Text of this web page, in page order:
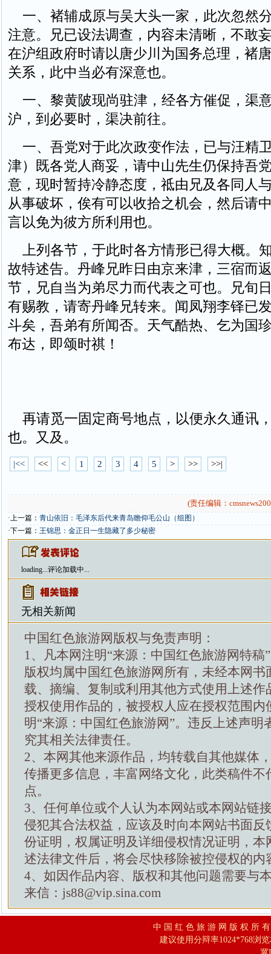
一、褚辅成原与吴大头一家，此次忽然
注意。兄已设法调查，内容未清晰，不敢
在沪组政府时请以唐少川为国务总理，褚
关系，此中当必有深意也。
一、黎黄陂现尚驻津，经各方催促，渠
沪，到必要时，渠决前往。
一、吾党对于此次政变作法，已与汪精
津）既各党人商妥，请中山先生仍保持吾
意，现时暂持冷静态度，祗由兄及各同人
从事破坏，俟有可以收拾之机会，然后请
言以免为彼方所利用也。
上列各节，于此时各方情形已得大概。
故特述告。丹峰兄昨日由京来津，三宿而
节，兄自当为弟尽力而代表之可也。兄旬
有赐教，请寄丹峰兄转来。闻凤翔李铎已
斗矣，吾弟有所闻否。天气酷热、乞为国
布达，即颂时祺！
再请觅一固定商号地点，以便永久通讯
也。又及。
|<< << < 1 2 3 4 5 > >> >>|
(责任编辑：
·上一篇： 青山依旧：毛泽东后代来青岛瞻仰毛公山（组图）
·下一篇： 王锦思：金正日一生隐藏了多少秘密
loading...评论加载中...
无相关新闻
中国红色旅游网版权与免责声明：
1、凡本网注明“来源：中国红色旅游网特稿
版权均属中国红色旅游网所有，未经本网书
载、摘编、复制或利用其他方式使用上述作
授权使用作品的，被授权人应在授权范围内
明“来源：中国红色旅游网”。违反上述声明
究其相关法律责任。
2、本网其他来源作品，均转载自其他媒体
传播更多信息，丰富网络文化，此类稿件不
点。
3、任何单位或个人认为本网站或本网站链
侵犯其合法权益，应该及时向本网站书面反
份证明，权属证明及详细侵权情况证明，本
述法律文件后，将会尽快移除被控侵权的内
4、如因作品内容、版权和其他问题需要与
来信：js88@vip.sina.com
中 国 红 色 旅 游 网 版 权 所
建议使用分辩率1024*768浏